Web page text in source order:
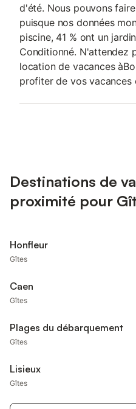
d'été. Nous pouvons
puisque nos données
piscine, 41 % ont un
Conditionné. N'attendez
location de vacances
profiter de vos vacances
Destinations de
proximité pour
Honfleur
Gîtes
Caen
Gîtes
Plages du débarquement
Gîtes
Lisieux
Gîtes